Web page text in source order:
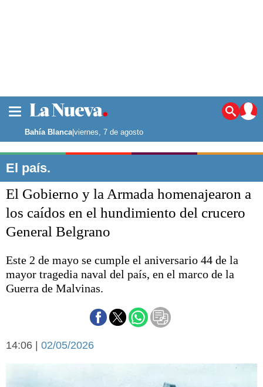
Noticias
La ciudad
Punta Alta
El mundo
Seguridad
Liga del Sur
Básquetbol
Aplausos
Economía y campo
Con el campo
Espacio empresas
Bahía Blanca|viernes, 7 de agosto
El país.
El Gobierno y la Armada homenajearon a
los caídos en el hundimiento del crucero
General Belgrano
Este 2 de mayo se cumple el aniversario 44 de la
mayor tragedia naval del país, en el marco de la
Guerra de Malvinas.
14:06 | 02/05/2026